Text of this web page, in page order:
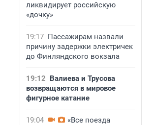
ликвидирует российскую
«дочку»
19:17 Пассажирам назвали
причину задержки электричек
до Финляндского вокзала
19:12 Валиева и Трусова
возвращаются в мировое
фигурное катание
19:04
«Все поезда